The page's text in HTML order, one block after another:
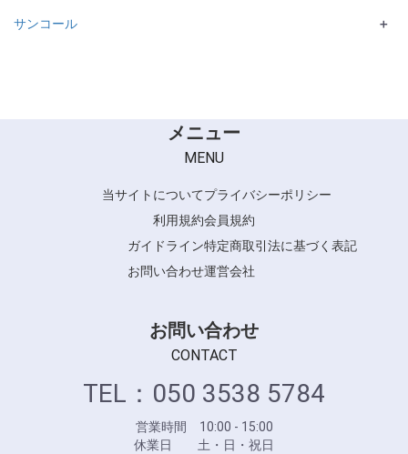
サンコール
＋
メニュー
MENU
当サイトについてプライバシーポリシー
利用規約会員規約
ガイドライン特定商取引法に基づく表記
お問い合わせ運営会社
お問い合わせ
CONTACT
TEL：050 3538 5784
営業時間 10:00 - 15:00
休業日 土・日・祝日